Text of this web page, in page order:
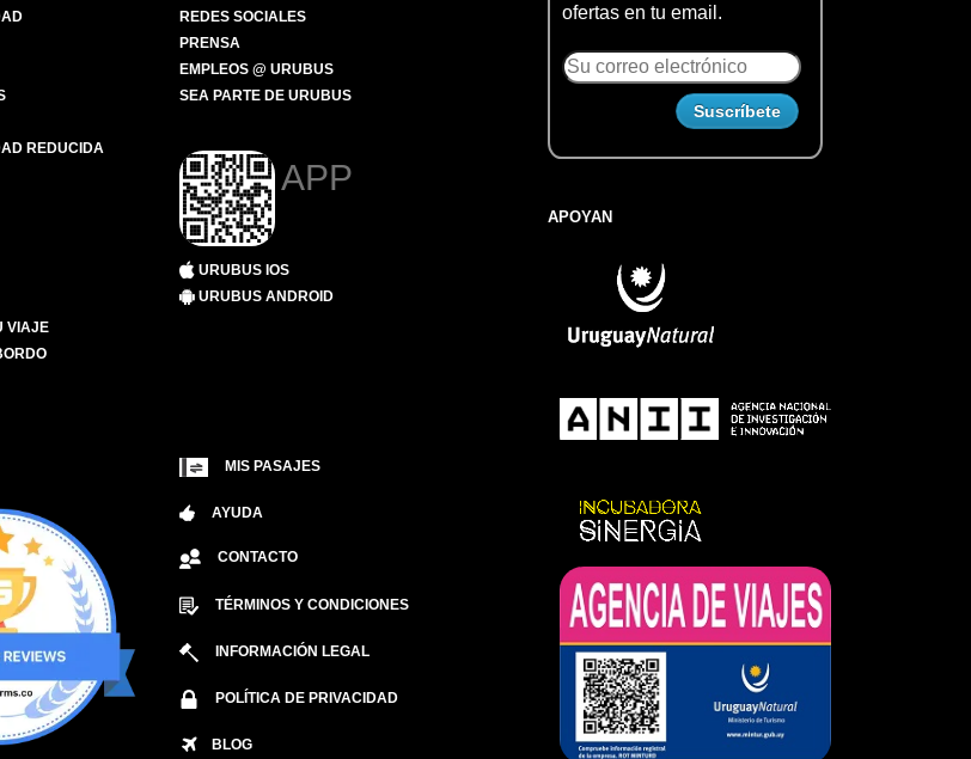
REDUCIDA
VIAJE
REDES SOCIALES
PRENSA
EMPLEOS @ URUBUS
SEA PARTE DE URUBUS
APP
URUBUS IOS
URUBUS ANDROID
MIS PASAJES
AYUDA
CONTACTO
TÉRMINOS Y CONDICIONES
INFORMACIÓN LEGAL
POLÍTICA DE PRIVACIDAD
BLOG
ofertas en tu email.
APOYAN